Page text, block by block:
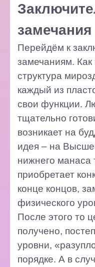
замечания
Перейдём к
замечаниям.
структура
каждый из
свои функции.
тщательно
возникает на
идея – на
нижнего манаса
приобретает
конце концов,
физического
После этого то
получено,
уровни,
порядке. А в